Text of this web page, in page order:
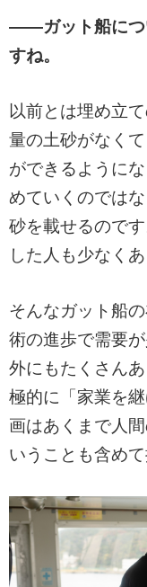
――ガット船につ
すね。
以前とは埋め立
量の土砂がなく
ができるように
めていくのでは
砂を載せるので
した人も少なくあ
そんなガット船
術の進歩で需要
外にもたくさん
極的に「家業を
画はあくまで人
いうことも含め